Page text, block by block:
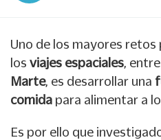
Uno de los mayores
los viajes espaciales,
Marte, es desarrollar una
comida para alimentar a
Es por ello que